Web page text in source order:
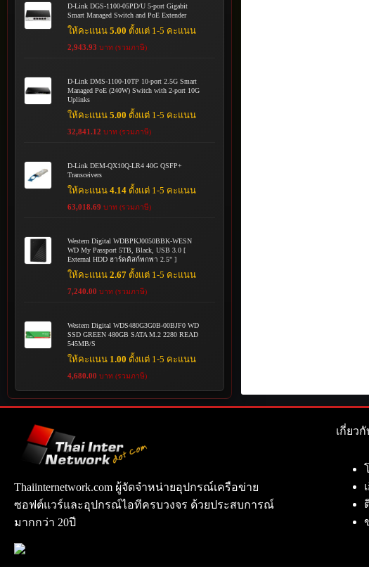
D-Link DGS-1100-05PD/U 5-port Gigabit
Smart Managed Switch and PoE Extender
ให้คะแนน5.00 ตั้งแต่ 1-5 คะแนน
2,943.93 บาท (รวมภาษี)
D-Link DMS-1100-10TP 10-port 2.5G Smart
Managed PoE (240W) Switch with 2-port 10G
Uplinks
ให้คะแนน5.00 ตั้งแต่ 1-5 คะแนน
32,841.12 บาท (รวมภาษี)
D-Link DEM-QX10Q-LR4 40G QSFP+
Transceivers
ให้คะแนน4.14 ตั้งแต่ 1-5 คะแนน
63,018.69 บาท (รวมภาษี)
Western Digital WDBPKJ0050BBK-WESN
WD My Passport 5TB, Black, USB 3.0 [
External HDD ฮาร์ดดิสก์พกพา 2.5" ]
ให้คะแนน2.67 ตั้งแต่ 1-5 คะแนน
7,240.00 บาท (รวมภาษี)
Western Digital WDS480G3G0B-00BJF0 WD
SSD GREEN 480GB SATA M.2 2280 READ
545MB/S
ให้คะแนน 1.00 ตั้งแต่ 1-5 คะแนน
4,680.00 บาท (รวมภาษี)
Thaiinternetwork.com ผู้จัดจำหน่ายอุปกรณ์เครือข่าย
ซอฟต์แวร์และอุปกรณ์ไอทีครบวงจร ด้วยประสบการณ์
มากกว่า 20ปี
เกี่ยวกั